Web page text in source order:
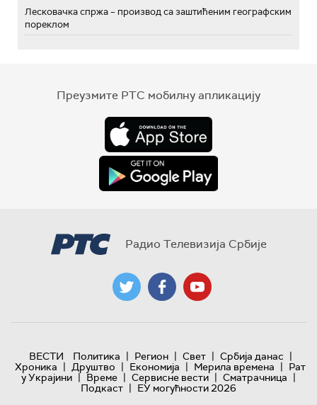
Лесковачка спржа – производ са заштићеним географским
пореклом
Преузмите РТС мобилну апликацију
Радио Телевизија Србије
ВЕСТИ Политика | Регион | Свет | Србија данас |
Хроника | Друштво | Економија | Мерила времена | Рат
у Украјини | Време | Сервисне вести | Сматрачница |
Подкаст | ЕУ могућности 2026